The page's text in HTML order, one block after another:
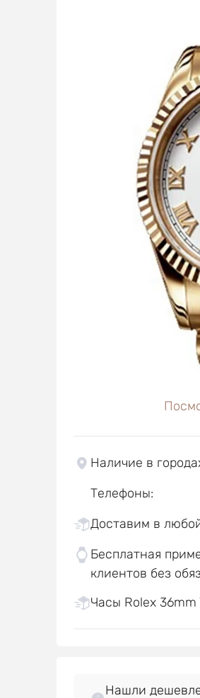
Наличие в
Телефоны:
Доставим в
Бесплатная
клиентов без
Часы Rolex 36mm
Нашли